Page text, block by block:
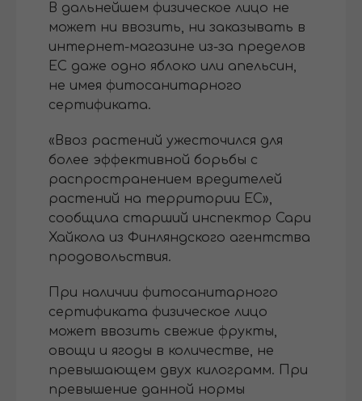
В дальнейшем физическое лицо не
может ни ввозить, ни заказывать в
интернет-магазине из-за пределов
ЕС даже одно яблоко или апельсин,
не имея фитосанитарного
сертификата.
«Ввоз растений ужесточился для
более эффективной борьбы с
распространением вредителей
растений на территории ЕС»,
сообщила старший инспектор Сари
Хайкола из Финляндского агентства
продовольствия.
При наличии фитосанитарного
сертификата физическое лицо
может ввозить свежие фрукты,
овощи и ягоды в количестве, не
превышающем двух килограмм. При
превышение данной нормы